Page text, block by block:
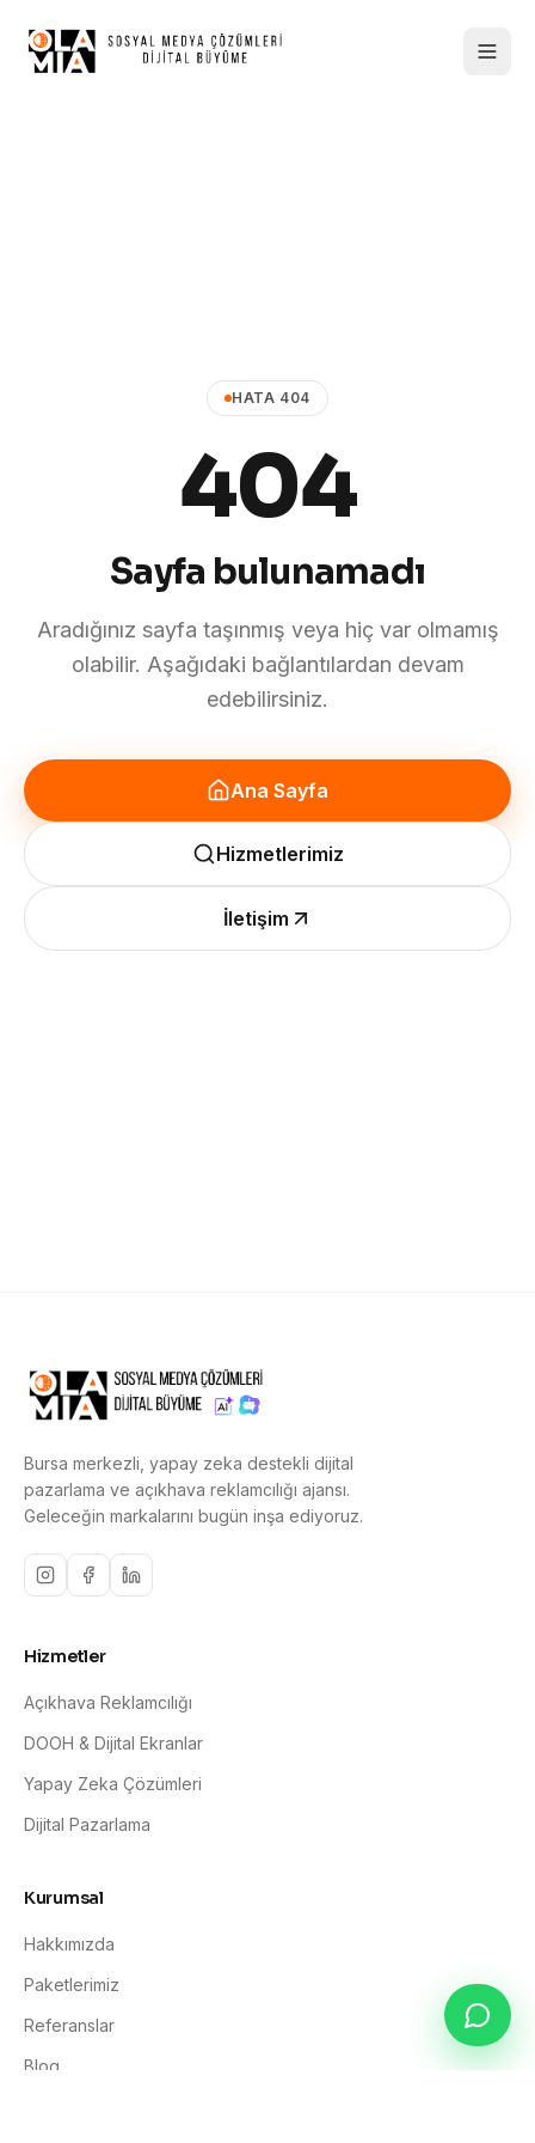
HATA 404
404
Sayfa bulunamadı
Aradığınız sayfa taşınmış veya hiç var olmamış
olabilir. Aşağıdaki bağlantılardan devam
edebilirsiniz.
Ana Sayfa
Hizmetlerimiz
İletişim
Bursa merkezli, yapay zeka destekli dijital
pazarlama ve açıkhava reklamcılığı ajansı.
Geleceğin markalarını bugün inşa ediyoruz.
Hizmetler
Açıkhava Reklamcılığı
DOOH & Dijital Ekranlar
Yapay Zeka Çözümleri
Dijital Pazarlama
Kurumsal
Hakkımızda
Paketlerimiz
Referanslar
Blog